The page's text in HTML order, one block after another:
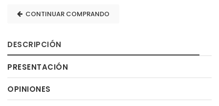
CONTINUAR COMPRANDO
DESCRIPCIÓN
PRESENTACIÓN
OPINIONES